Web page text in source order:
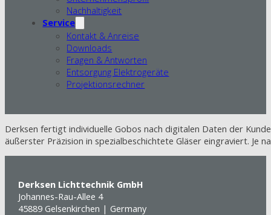
Nachhaltigkeit
Service
Kontakt & Anreise
Downloads
Fragen & Antworten
Entsorgung Elektrogeräte
Projektionsrechner
Derksen fertigt individuelle Gobos nach digitalen Daten der
äußerster Präzision in spezialbeschichtete Gläser eingraviert. Je
Derksen Lichttechnik GmbH
Johannes-Rau-Allee 4
45889 Gelsenkirchen | Germany